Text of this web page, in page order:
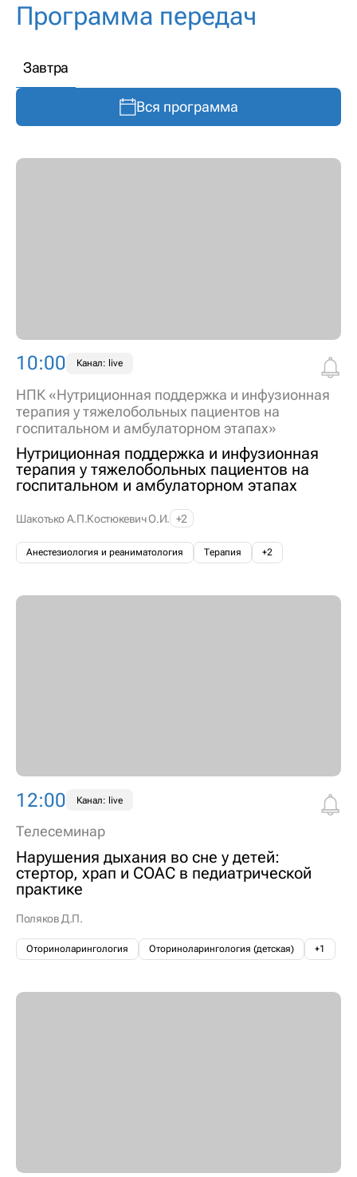
Программа передач
Завтра
Вся программа
10:00 Канал: live
НПК «Нутриционная поддержка и инфузионная
терапия у тяжелобольных пациентов на
госпитальном и амбулаторном этапах»
Нутриционная поддержка и инфузионная
терапия у тяжелобольных пациентов на
госпитальном и амбулаторном этапах
Шакотько А.П.Костюкевич О.И. +2
Анестезиология и реаниматология Терапия +2
12:00 Канал: live
Телесеминар
Нарушения дыхания во сне у детей:
стертор, храп и СОАС в педиатрической
практике
Поляков Д.П.
Оториноларингология Оториноларингология (детская) +1